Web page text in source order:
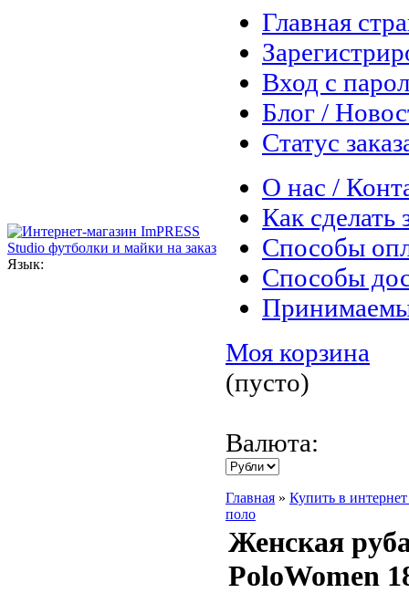
Язык:
Главная
Вход с
Блог /
Статус
О нас /
Как сделать
Способы
Способы
Моя корзина
(пусто)
Валюта:
Главная » Купить в
поло
Женская
PoloWomen